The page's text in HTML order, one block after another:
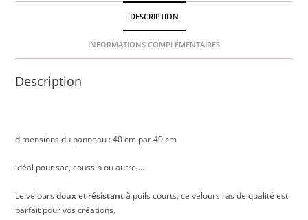
DESCRIPTION
INFORMATIONS COMPLÉMENTAIRES
Description
dimensions du panneau : 40 cm par 40 cm
idéal pour sac, coussin ou autre….
Le veloursdouxet résistantà poils courts, ce velours ras de qualité est
parfait pour vos créations.